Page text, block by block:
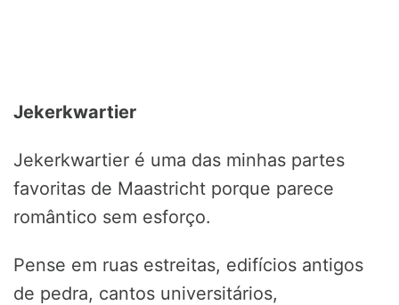
Jekerkwartier
Jekerkwartier é uma das minhas partes
favoritas de Maastricht porque parece
romântico sem esforço.
Pense em ruas estreitas, edifícios antigos
de pedra, cantos universitários,